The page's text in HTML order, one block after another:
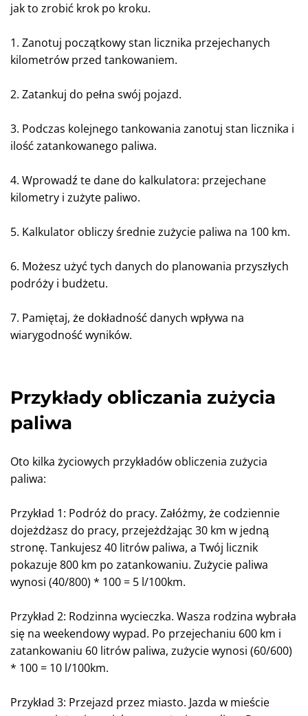
jak to zrobić krok po kroku.
1. Zanotuj początkowy stan licznika przejechanych
kilometrów przed tankowaniem.
2. Zatankuj do pełna swój pojazd.
3. Podczas kolejnego tankowania zanotuj stan licznika i
ilość zatankowanego paliwa.
4. Wprowadź te dane do kalkulatora: przejechane
kilometry i zużyte paliwo.
5. Kalkulator obliczy średnie zużycie paliwa na 100 km.
6. Możesz użyć tych danych do planowania przyszłych
podróży i budżetu.
7. Pamiętaj, że dokładność danych wpływa na
wiarygodność wyników.
Przykłady obliczania zużycia
paliwa
Oto kilka życiowych przykładów obliczenia zużycia
paliwa:
Przykład 1: Podróż do pracy. Załóżmy, że codziennie
dojeżdżasz do pracy, przejeżdżając 30 km w jedną
stronę. Tankujesz 40 litrów paliwa, a Twój licznik
pokazuje 800 km po zatankowaniu. Zużycie paliwa
wynosi (40/800) * 100 = 5 l/100km.
Przykład 2: Rodzinna wycieczka. Wasza rodzina wybrała
się na weekendowy wypad. Po przejechaniu 600 km i
zatankowaniu 60 litrów paliwa, zużycie wynosi (60/600)
* 100 = 10 l/100km.
Przykład 3: Przejazd przez miasto. Jazda w mieście